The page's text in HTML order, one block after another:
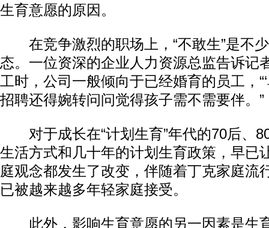
生育意愿的原因。
在竞争激烈的职场上，“不敢生”是不
态。一位资深的企业人力资源总监告诉记
工时，公司一般倾向于已经婚育的员工，
招聘还得婉转问问觉得孩子需不需要伴。”
对于成长在“计划生育”年代的70后、
生活方式和几十年的计划生育政策，早已
庭观念都发生了改变，伴随着丁克家庭流
已被越来越多年轻家庭接受。
此外，影响生育意愿的另一因素是生